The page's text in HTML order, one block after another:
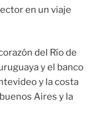
en un viaje
del Río de
y el banco
y la costa
Aires y la